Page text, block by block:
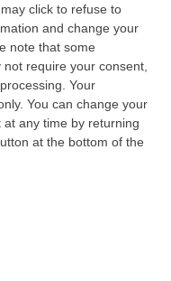
click to refuse to
and change your
note that some
require your consent,
Your
You can change your
any time by returning
at the bottom of the
a Delianuova,
urgenti»
critiche delle
per la